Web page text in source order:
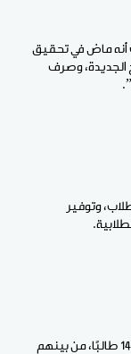
أنه ماض في تحقيق
الجديدة، وصرف
وتوفير
وكان المجلس التأديبي للجامعة قد صادق على طرد 14 طالبًا، من بينهم